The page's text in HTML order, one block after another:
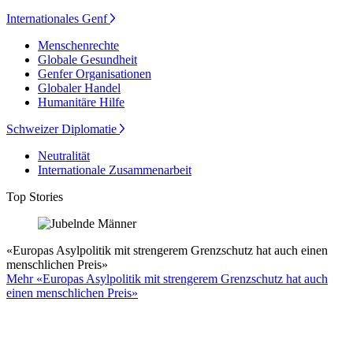
Internationales Genf
Menschenrechte
Globale Gesundheit
Genfer Organisationen
Globaler Handel
Humanitäre Hilfe
Schweizer Diplomatie
Neutralität
Internationale Zusammenarbeit
Top Stories
«Europas Asylpolitik mit strengerem Grenzschutz hat auch einen
menschlichen Preis»
Mehr «Europas Asylpolitik mit strengerem Grenzschutz hat auch
einen menschlichen Preis»